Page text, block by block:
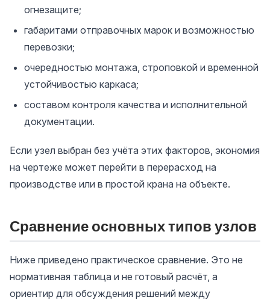
огнезащите;
габаритами отправочных марок и возможностью
перевозки;
очередностью монтажа, строповкой и временной
устойчивостью каркаса;
составом контроля качества и исполнительной
документации.
Если узел выбран без учёта этих факторов, экономия
на чертеже может перейти в перерасход на
производстве или в простой крана на объекте.
Сравнение основных типов узлов
Ниже приведено практическое сравнение. Это не
нормативная таблица и не готовый расчёт, а
ориентир для обсуждения решений между